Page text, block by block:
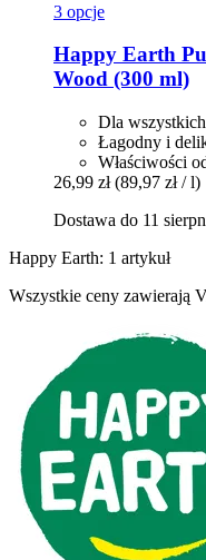
3 opcje
Happy Earth
Wood (300 ml)
Dla
Łagodny i
Właściwości
26,99 zł (89,97 zł / l)
Dostawa do 11
Happy Earth: 1 artykuł
Wszystkie ceny zawierają